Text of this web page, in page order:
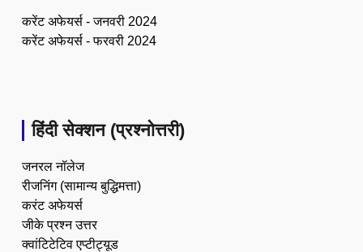
करेंट अफेयर्स - जनवरी 2024
करेंट अफेयर्स - फरवरी 2024
हिंदी सेक्शन (प्रश्नोत्तरी)
जनरल नॉलेज
रीजनिंग (सामान्य बुद्धिमत्ता)
करंट अफेयर्स
जीके प्रश्न उत्तर
क्वांटिटेटिव एप्टीट्यूड